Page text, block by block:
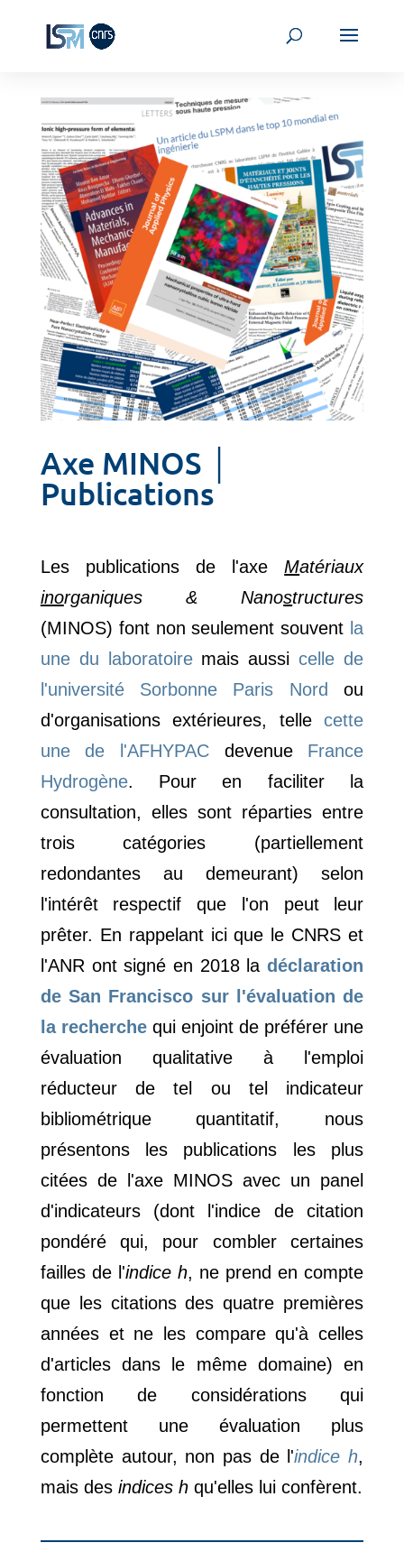
Axe MINOS │
Publications
Les publications de l'axeMatériaux
inorganiques & Nanostructures
(MINOS) font non seulement souvent la
une du laboratoiremais aussi celle de
l'université Sorbonne Paris Nord
ou
d'organisations extérieures, tellecette
une de l'AFHYPAC devenue France
Hydrogène. Pour en faciliter la
consultation, elles sont réparties entre
trois catégories (partiellement
redondantes au demeurant) selon
l'intérêt respectif que l'on peut leur
prêter. En rappelant ici que le CNRS et
l'ANR ont signé en 2018 ladéclaration
de San Francisco sur l'évaluation de
la recherchequi enjoint de préférer une
évaluation qualitative à l'emploi
réducteur de tel ou tel indicateur
bibliométrique quantitatif, nous
présentons les publications les plus
citées de l'axe MINOS avec un panel
d'indicateurs (dont l'indice de citation
pondéré qui, pour combler certaines
failles de l'indice h, ne prend en compte
que les citations des quatre premières
années et ne les compare qu'à celles
d'articles dans le même domaine) en
fonction de considérations qui
permettent une évaluation plus
complète autour, non pas de l'indice h,
mais des indices h qu'elles lui confèrent.